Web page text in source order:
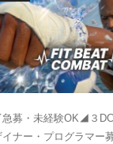
募・未経験OK◢３
イナー・プログラマー